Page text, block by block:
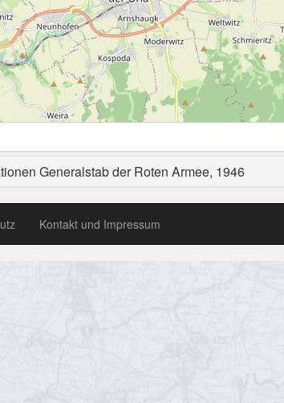
Generalstab der Roten Armee, 1946
Kontakt und Impressum